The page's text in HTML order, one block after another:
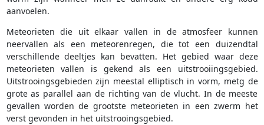
aanvoelen.
Meteorieten die uit elkaar vallen in de atmosfeer kunnen
neervallen als een meteorenregen, die tot een duizendtal
verschillende deeltjes kan bevatten. Het gebied waar deze
meteorieten vallen is gekend als een uitstrooiingsgebied.
Uitstrooingsgebieden zijn meestal elliptisch in vorm, metg de
grote as parallel aan de richting van de vlucht. In de meeste
gevallen worden de grootste meteorieten in een zwerm het
verst gevonden in het uitstrooingsgebied.